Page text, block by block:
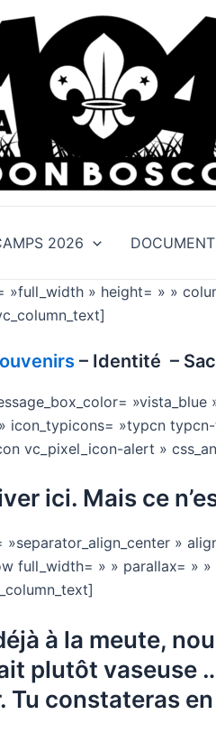
2026
» height= » »
– Identité – Sac
»typcn
vc_pixel_icon-alert »
ici. Mais ce
»
full_width= » » parallax= »
à la meute,
plutôt vaseuse
constateras